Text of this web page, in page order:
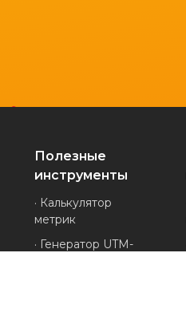
Полезные
инструменты
· Калькулятор
метрик
· Генератор UTM-